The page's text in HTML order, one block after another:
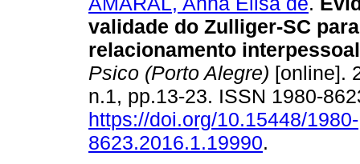
validade do Zulliger-SC
relacionamento
Psico (Porto Alegre) [online].
n.1, pp.13-23. ISSN 1980-
https://doi.org/10.15448/1980-
8623.2016.1.19990.